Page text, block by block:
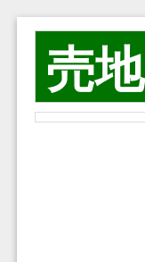
売地